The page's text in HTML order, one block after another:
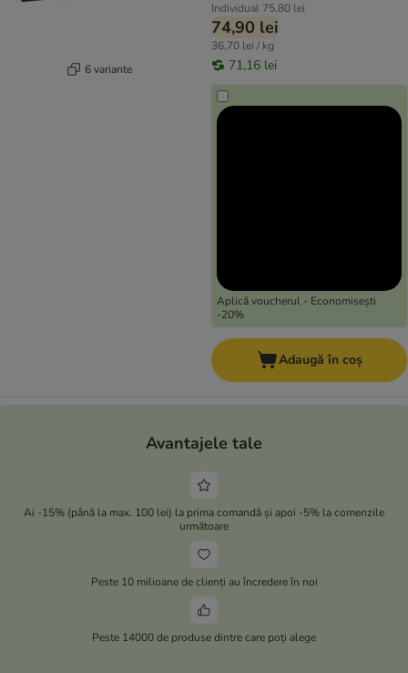
6 variante
Individual 75,80 lei
74,90 lei
36,70 lei / kg
71,16 lei
Aplică voucherul - Economisești
-20%
Adaugă în coș
Avantajele tale
Ai -15% (până la max. 100 lei) la prima comandă și apoi -5% la comenzile
următoare
Peste 10 milioane de clienți au încredere în noi
Peste 14000 de produse dintre care poți alege